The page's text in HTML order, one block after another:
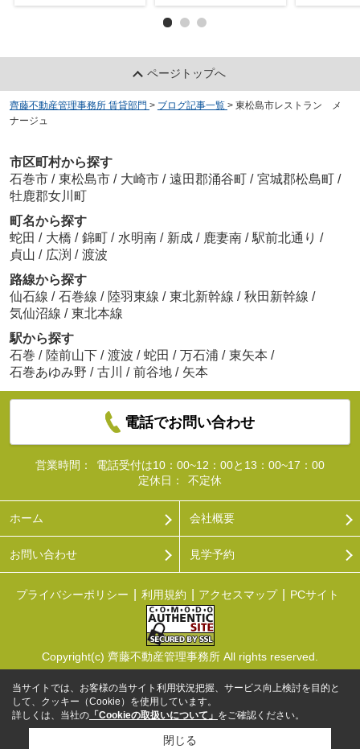
ページトップへ
齊藤不動産管理事務所 賃貸部門 > ブログ記事一覧 > 東松島市レストラン メ
ナージュ
市区町村から探す
石巻市 / 東松島市 / 大崎市 / 遠田郡涌谷町 / 宮城郡松島町 /
牡鹿郡女川町
町名から探す
蛇田 / 大橋 / 錦町 / 水明南 / 新成 / 鹿妻南 / 駅前北通り /
貞山 / 広渕 / 渡波
路線から探す
仙石線 / 石巻線 / 陸羽東線 / 東北新幹線 / 秋田新幹線 /
気仙沼線 / 東北本線
駅から探す
石巻 / 陸前山下 / 渡波 / 蛇田 / 万石浦 / 東矢本 /
石巻あゆみ野 / 古川 / 前谷地 / 矢本
電話でお問い合わせ
営業時間：
電話受付は10：00~12：00と13：00~17：00
定休日：
不定休
ホーム 会社概要
お問い合わせ 見学予約
プライバシーポリシー 利用規約 アクセスマップ PCサイト
Copyright(c) 齊藤不動産管理事務所 All rights reserved.
当サイトでは、お客様の当サイト利用状況把握、サービス向上検討を目的と
して、クッキー（Cookie）を使用しています。
詳しくは、当社の 「Cookieの取扱いについて」 をご確認ください。
閉じる